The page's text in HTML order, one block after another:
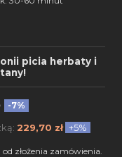
picia herbaty i
-7%
229,70 zł +5%
od złożenia zamówienia.